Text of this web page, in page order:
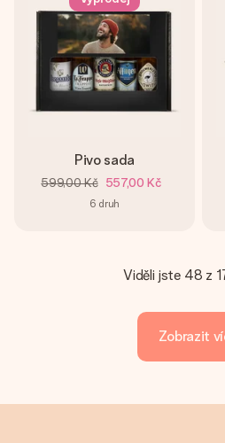
Pivo sada
599,00 Kč 557,00 Kč
6 druh
Viděli jste 48 z
Zobrazit